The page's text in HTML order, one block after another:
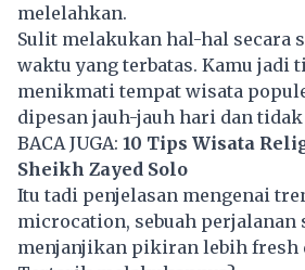
melelahkan.
Sulit melakukan hal-hal secara
waktu yang terbatas. Kamu jadi
menikmati tempat wisata
dipesan jauh-jauh hari dan
BACA JUGA: 10 Tips Wisata
Sheikh Zayed Solo
Itu tadi penjelasan mengenai
microcation, sebuah perjalanan
menjanjikan pikiran lebih fresh